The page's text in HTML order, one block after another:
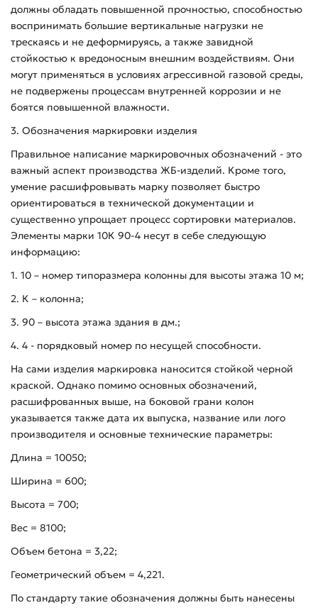
должны обладать повышенной прочностью, способностью
воспринимать большие вертикальные нагрузки не
трескаясь и не деформируясь, а также завидной
стойкостью к вредоносным внешним воздействиям. Они
могут применяться в условиях агрессивной газовой среды,
не подвержены процессам внутренней коррозии и не
боятся повышенной влажности.
3. Обозначения маркировки изделия
Правильное написание маркировочных обозначений - это
важный аспект производства ЖБ-изделий. Кроме того,
умение расшифровывать марку позволяет быстро
ориентироваться в технической документации и
существенно упрощает процесс сортировки материалов.
Элементы марки 10К 90-4 несут в себе следующую
информацию:
1. 10 – номер типоразмера колонны для высоты этажа 10 м;
2. К – колонна;
3. 90 – высота этажа здания в дм.;
4. 4 - порядковый номер по несущей способности.
На сами изделия маркировка наносится стойкой черной
краской. Однако помимо основных обозначений,
расшифрованных выше, на боковой грани колон
указывается также дата их выпуска, название или лого
производителя и основные технические параметры:
Длина = 10050;
Ширина = 600;
Высота = 700;
Вес = 8100;
Объем бетона = 3,22;
Геометрический объем = 4,221.
По стандарту такие обозначения должны быть нанесены